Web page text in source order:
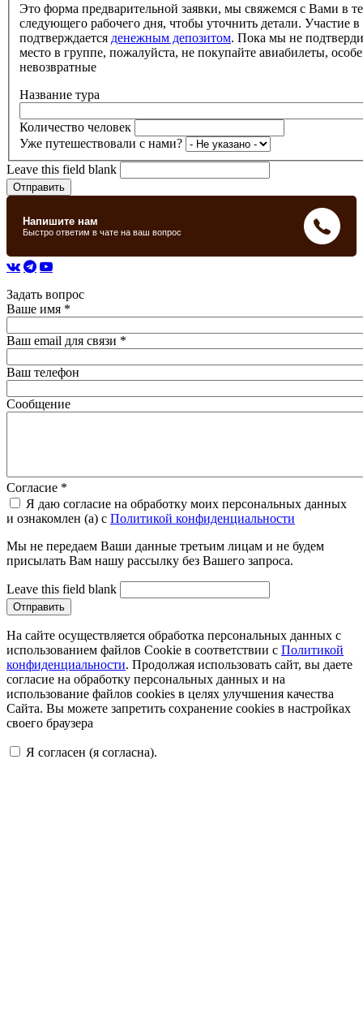
Это форма предварительной заявки, мы свяжемся с Вами в
следующего рабочего дня, чтобы уточнить детали. Участие в
подтверждается денежным депозитом. Пока мы не
место в группе, пожалуйста, не покупайте авиабилеты,
невозвратные
Название тура
Количество человек
Уже путешествовали с нами?
Leave this field blank
Задать вопрос
Ваше имя *
Ваш email для связи *
Ваш телефон
Сообщение
Согласие *
Я даю согласие на обработку моих персональных данных
и ознакомлен (а) с Политикой конфиденциальности
Мы не передаем Ваши данные третьим лицам и не будем
присылать Вам нашу рассылку без Вашего запроса.
Leave this field blank
На сайте осуществляется обработка персональных данных с
использованием файлов Cookie в соответствии с Политикой
конфиденциальности. Продолжая использовать сайт, вы даете
согласие на обработку персональных данных и на
использование файлов cookies в целях улучшения качества
Сайта. Вы можете запретить сохранение cookies в настройках
своего браузера
Я согласен (я согласна).